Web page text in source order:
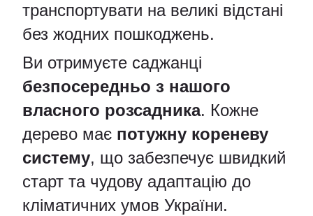
транспортувати на великі відстані
без жодних пошкоджень.
Ви отримуєте саджанці
безпосередньо з нашого
власного розсадника. Кожне
дерево має потужну кореневу
систему, що забезпечує швидкий
старт та чудову адаптацію до
кліматичних умов України.